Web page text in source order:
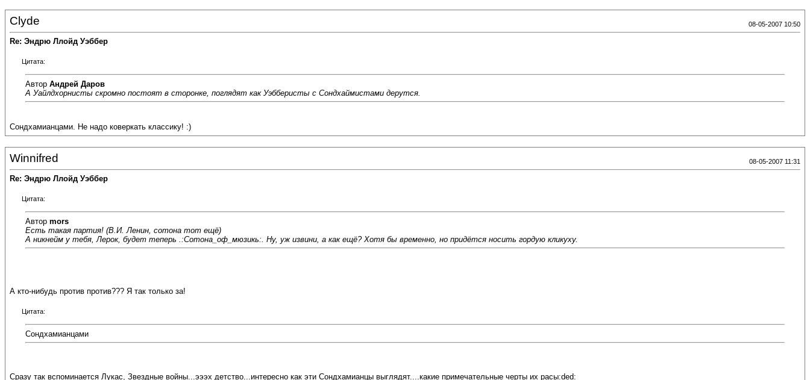
Clyde 08-05-2007 10:50
Re: Эндрю Ллойд Уэббер
Цитата:
Автор Андрей Даров
А Уайлдхорнисты скромно постоят в сторонке, поглядят как Уэбберисты с Сондхаймистами дерутся.
Сондхамианцами. Не надо коверкать классику! :)
Winnifred 08-05-2007 11:31
Re: Эндрю Ллойд Уэббер
Цитата:
Автор mors
Есть такая партия! (В.И. Ленин, сотона тот ещё)
А никнейм у тебя, Лерок, будет теперь .:Сотона_оф_мюзикь:. Ну, уж извини, а как ещё? Хотя бы временно, но придётся носить гордую кликуху.
А кто-нибудь против против??? Я так только за!
Цитата:
Сондхамианцами
Сразу так вспоминается Лукас, Звездные войны...эээх детство...интересно как эти Сондхамианцы выглядят....какие примечательные черты их расы:ded: